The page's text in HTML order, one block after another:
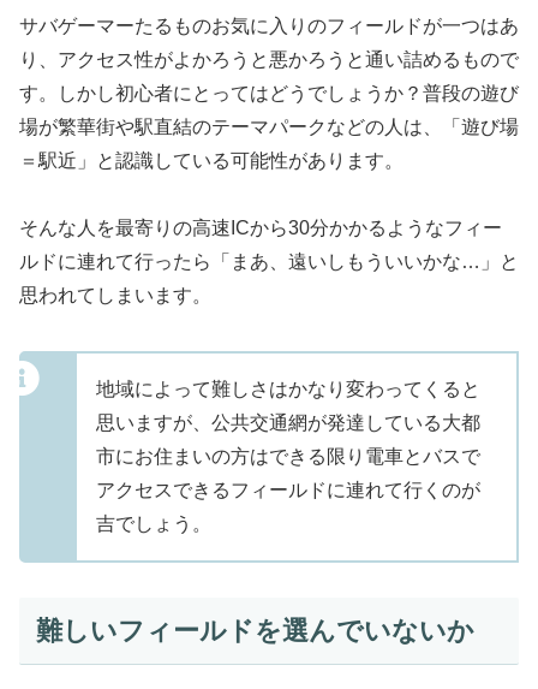
サバゲーマーたるものお気に入りのフィールドが一つはあ
り、アクセス性がよかろうと悪かろうと通い詰めるもので
す。しかし初心者にとってはどうでしょうか？普段の遊び
場が繁華街や駅直結のテーマパークなどの人は、「遊び場
＝駅近」と認識している可能性があります。
そんな人を最寄りの高速ICから30分かかるようなフィー
ルドに連れて行ったら「まあ、遠いしもういいかな…」と
思われてしまいます。
地域によって難しさはかなり変わってくると
思いますが、公共交通網が発達している大都
市にお住まいの方はできる限り電車とバスで
アクセスできるフィールドに連れて行くのが
吉でしょう。
難しいフィールドを選んでいないか